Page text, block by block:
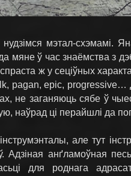
мэтал-схэмамі.
мяне ў час знаёмства з
ж у сеціўных
pagan, epic, progressive…
не заганяюць сябе ў
наўрад ці перайшлі да
але тут
Адзіная анґламоўная
для роднага